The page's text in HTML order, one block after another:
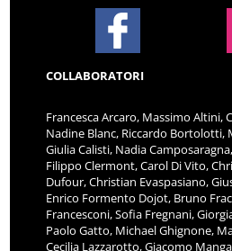
COLLABORATORI
Francesca Arcaro, Massimo Altini,
Nadine Blanc, Riccardo Bortolotti,
Giulia Calisti, Nadia
Filippo Clermont, Carol Di Vito,
Dufour, Christian Evaspasiano,
Enrico Formento Dojot, Bruno
Francesconi, Sofia Fregnani,
Paolo Gatto, Michael Ghignone,
Cecilia Lazzarotto, Giacomo